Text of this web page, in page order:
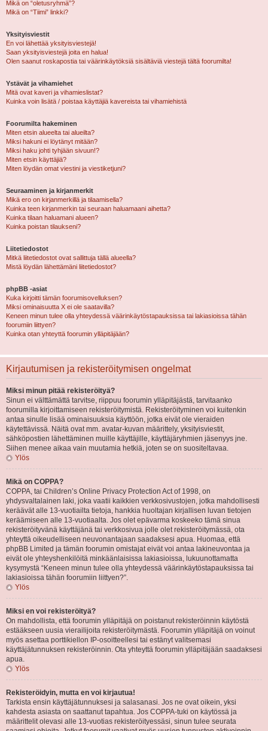
Mikä on “oletusryhmä”?
Mikä on “Tiimi” linkki?
Yksityisviestit
En voi lähettää yksityisviestejä!
Saan yksityisviestejä joita en halua!
Olen saanut roskapostia tai väärinkäytöksiä sisältäviä viestejä tältä foorumilta!
Ystävät ja vihamiehet
Mitä ovat kaveri ja vihamieslistat?
Kuinka voin lisätä / poistaa käyttäjiä kavereista tai vihamiehistä
Foorumilta hakeminen
Miten etsin alueelta tai alueilta?
Miksi hakuni ei löytänyt mitään?
Miksi haku johti tyhjään sivuun!?
Miten etsin käyttäjiä?
Miten löydän omat viestini ja viestiketjuni?
Seuraaminen ja kirjanmerkit
Mikä ero on kirjanmerkillä ja tilaamisella?
Kuinka teen kirjanmerkin tai seuraan haluamaani aihetta?
Kuinka tilaan haluamani alueen?
Kuinka poistan tilaukseni?
Liitetiedostot
Mitkä liitetiedostot ovat sallittuja tällä alueella?
Mistä löydän lähettämäni liitetiedostot?
phpBB -asiat
Kuka kirjoitti tämän foorumisovelluksen?
Miksi ominaisuutta X ei ole saatavilla?
Keneen minun tulee olla yhteydessä väärinkäytöstapauksissa tai lakiasioissa tähän
foorumiin liittyen?
Kuinka otan yhteyttä foorumin ylläpitäjään?
Kirjautumisen ja rekisteröitymisen ongelmat
Miksi minun pitää rekisteröityä?
Sinun ei välttämättä tarvitse, riippuu foorumin ylläpitäjästä, tarvitaanko
foorumilla kirjoittamiseen rekisteröitymistä. Rekisteröityminen voi kuitenkin
antaa sinulle lisää ominaisuuksia käyttöön, jotka eivät ole vieraiden
käytettävissä. Näitä ovat mm. avatar-kuvan määrittely, yksityisviestit,
sähköpostien lähettäminen muille käyttäjille, käyttäjäryhmien jäsenyys jne.
Siihen menee aikaa vain muutamia hetkiä, joten se on suositeltavaa.
Ylös
Mikä on COPPA?
COPPA, tai Children’s Online Privacy Protection Act of 1998, on
yhdysvaltalainen laki, joka vaatii kaikkien verkkosivustojen, jotka mahdollisesti
keräävät alle 13-vuotiailta tietoja, hankkia huoltajan kirjallisen luvan tietojen
keräämiseen alle 13-vuotiaalta. Jos olet epävarma koskeeko tämä sinua
rekisteröityvänä käyttäjänä tai verkkosivua jolle olet rekisteröitymässä, ota
yhteyttä oikeudelliseen neuvonantajaan saadaksesi apua. Huomaa, että
phpBB Limited ja tämän foorumin omistajat eivät voi antaa lakineuvontaa ja
eivät ole yhteyshenkilöitä minkäänlaisissa lakiasioissa, lukuunottamatta
kysymystä “Keneen minun tulee olla yhteydessä väärinkäytöstapauksissa tai
lakiasioissa tähän foorumiin liittyen?”.
Ylös
Miksi en voi rekisteröityä?
On mahdollista, että foorumin ylläpitäjä on poistanut rekisteröinnin käytöstä
estääkseen uusia vierailijoita rekisteröitymästä. Foorumin ylläpitäjä on voinut
myös asettaa porttikiellon IP-osoitteellesi tai estänyt valitsemasi
käyttäjätunnuksen rekisteröinnin. Ota yhteyttä foorumin ylläpitäjään saadaksesi
apua.
Ylös
Rekisteröidyin, mutta en voi kirjautua!
Tarkista ensin käyttäjätunnuksesi ja salasanasi. Jos ne ovat oikein, yksi
kahdesta asiasta on saattanut tapahtua. Jos COPPA-tuki on käytössä ja
määrittelit olevasi alle 13-vuotias rekisteröityessäsi, sinun tulee seurata